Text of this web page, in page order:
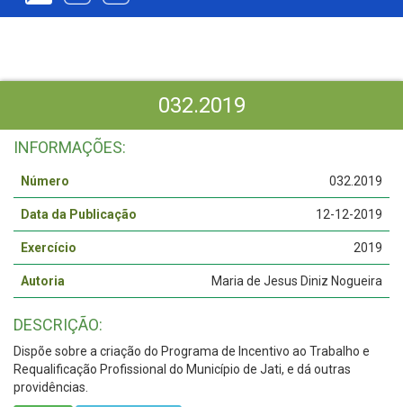
032.2019
INFORMAÇÕES:
Número 032.2019
Data da Publicação 12-12-2019
Exercício 2019
Autoria Maria de Jesus Diniz Nogueira
DESCRIÇÃO:
Dispõe sobre a criação do Programa de Incentivo ao Trabalho e
Requalificação Profissional do Município de Jati, e dá outras
providências.